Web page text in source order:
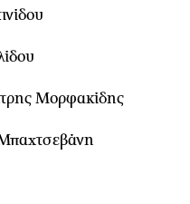
Μορφακίδης